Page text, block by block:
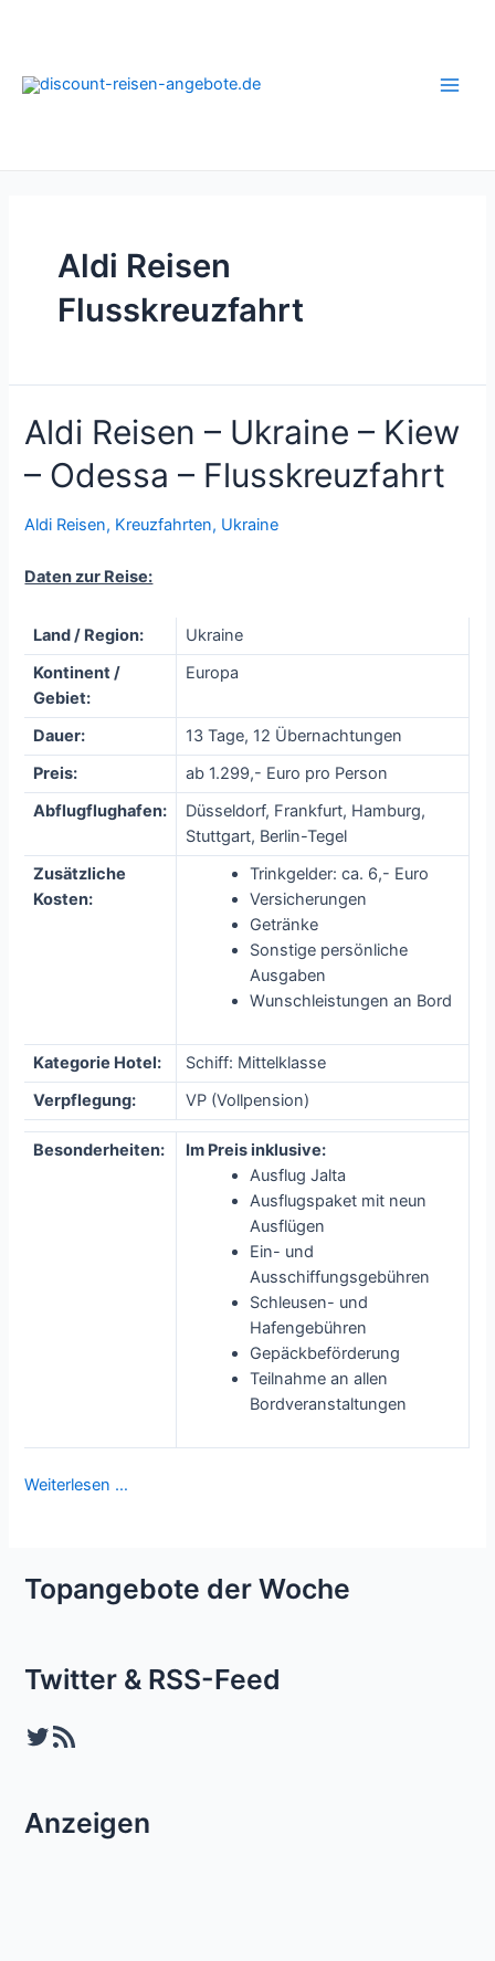
Aldi Reisen
Flusskreuzfahrt
Aldi Reisen – Ukraine – Kiew
– Odessa – Flusskreuzfahrt
Aldi Reisen, Kreuzfahrten, Ukraine
Daten zur Reise:
Land / Region:
Ukraine
Kontinent /
Gebiet:
Europa
Dauer:
13 Tage, 12 Übernachtungen
Preis:
ab 1.299,- Euro pro Person
Abflugflughafen:
Düsseldorf, Frankfurt, Hamburg,
Stuttgart, Berlin-Tegel
Zusätzliche
Kosten:
Trinkgelder: ca. 6,- Euro
Versicherungen
Getränke
Sonstige persönliche
Ausgaben
Wunschleistungen an Bord
Kategorie Hotel:
Schiff: Mittelklasse
Verpflegung:
VP (Vollpension)
Besonderheiten:
Im Preis inklusive:
Ausflug Jalta
Ausflugspaket mit neun
Ausflügen
Ein- und
Ausschiffungsgebühren
Schleusen- und
Hafengebühren
Gepäckbeförderung
Teilnahme an allen
Bordveranstaltungen
Weiterlesen …
Topangebote der Woche
Twitter & RSS-Feed
Twitter RSS-Feed
Anzeigen